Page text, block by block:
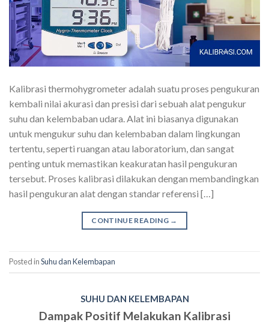
Kalibrasi thermohygrometer adalah suatu proses pengukuran
kembali nilai akurasi dan presisi dari sebuah alat pengukur
suhu dan kelembaban udara. Alat ini biasanya digunakan
untuk mengukur suhu dan kelembaban dalam lingkungan
tertentu, seperti ruangan atau laboratorium, dan sangat
penting untuk memastikan keakuratan hasil pengukuran
tersebut. Proses kalibrasi dilakukan dengan membandingkan
hasil pengukuran alat dengan standar referensi […]
CONTINUE READING →
Posted inSuhu dan Kelembapan
SUHU DAN KELEMBAPAN
Dampak Positif Melakukan Kalibrasi